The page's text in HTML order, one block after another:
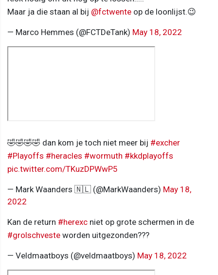
Maar ja die staan al bij @fctwente op de loonlijst.😉
— Marco Hemmes (@FCTDeTank) May 18, 2022
🤣🤣🤣🤣 dan kom je toch niet meer bij #excher
#Playoffs #heracles #wormuth #kkdplayoffs
pic.twitter.com/TKuzDPWwP5
— Mark Waanders 🇳🇱 (@MarkWaanders) May 18,
2022
Kan de return #herexc niet op grote schermen in de
#grolschveste worden uitgezonden???
— Veldmaatboys (@veldmaatboys) May 18, 2022